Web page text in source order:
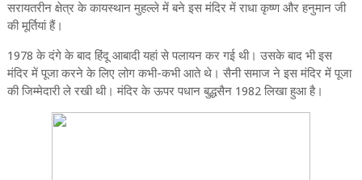
सरायतरीन क्षेत्र के कायस्थान मुहल्ले में बने इस मंदिर में राधा कृष्ण और हनुमान जी
की मूर्तियां हैं।
1978 के दंगे के बाद हिंदू आबादी यहां से पलायन कर गई थी। उसके बाद भी इस
मंदिर में पूजा करने के लिए लोग कभी-कभी आते थे। सैनी समाज ने इस मंदिर में पूजा
की जिम्मेदारी ले रखी थी। मंदिर के ऊपर पधान बुद्धसैन 1982 लिखा हुआ है।